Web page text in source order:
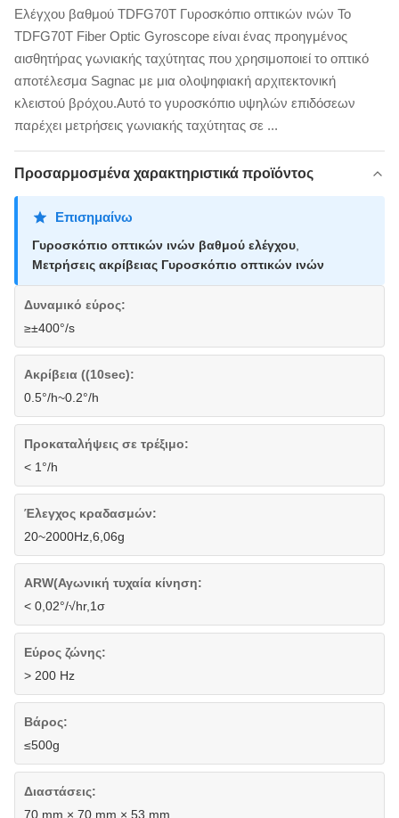
Ελέγχου βαθμού TDFG70T Γυροσκόπιο οπτικών ινών Το
TDFG70T Fiber Optic Gyroscope είναι ένας προηγμένος
αισθητήρας γωνιακής ταχύτητας που χρησιμοποιεί το οπτικό
αποτέλεσμα Sagnac με μια ολοψηφιακή αρχιτεκτονική
κλειστού βρόχου.Αυτό το γυροσκόπιο υψηλών επιδόσεων
παρέχει μετρήσεις γωνιακής ταχύτητας σε ...
Προσαρμοσμένα χαρακτηριστικά προϊόντος
Επισημαίνω
Γυροσκόπιο οπτικών ινών βαθμού ελέγχου
Μετρήσεις ακρίβειας Γυροσκόπιο οπτικών ινών
Δυναμικό εύρος:
≥±400°/s
Ακρίβεια ((10sec):
0.5°/h~0.2°/h
Προκαταλήψεις σε τρέξιμο:
< 1°/h
Έλεγχος κραδασμών:
20~2000Hz,6,06g
ARW(Αγωνική τυχαία κίνηση:
< 0,02°/√hr,1σ
Εύρος ζώνης:
> 200 Hz
Βάρος:
≤500g
Διαστάσεις:
70 mm × 70 mm × 53 mm